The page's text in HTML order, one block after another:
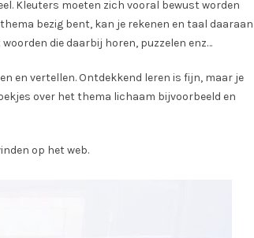
Kleuters moeten zich vooral bewust worden
bezig bent, kan je rekenen en taal daaraan
die daarbij horen, puzzelen enz…
en vertellen. Ontdekkend leren is fijn, maar je
over het thema lichaam bijvoorbeeld en
op het web.